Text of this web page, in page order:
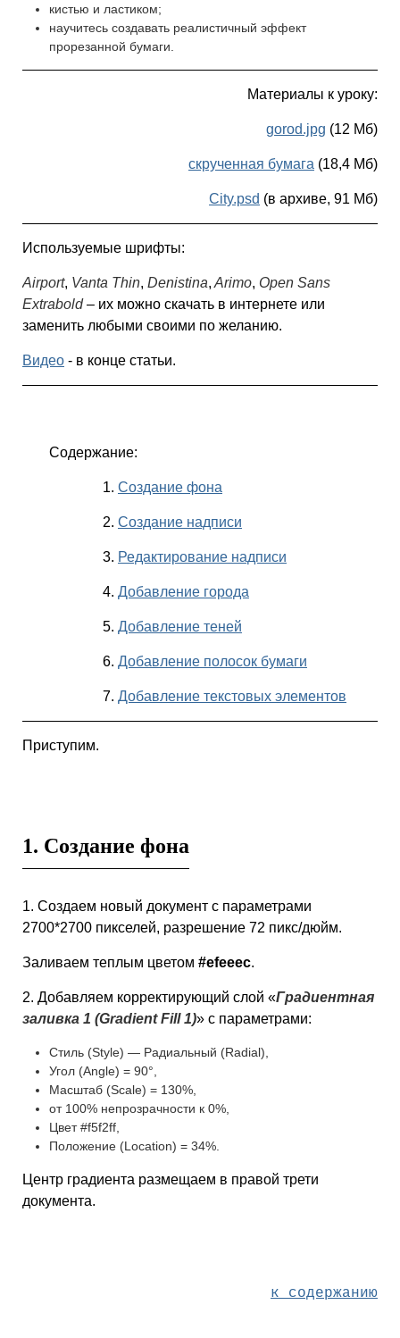
кистью и ластиком;
научитесь создавать реалистичный эффект
прорезанной бумаги.
Материалы к уроку:
gorod.jpg (12 Мб)
скрученная бумага (18,4 Мб)
City.psd (в архиве, 91 Мб)
Используемые шрифты:
Airport, Vanta Thin, Denistina, Arimo, Open Sans
Extrabold– их можно скачать в интернете или
заменить любыми своими по желанию.
Видео - в конце статьи.
Содержание:
1. Создание фона
2. Создание надписи
3. Редактирование надписи
4. Добавление города
5. Добавление теней
6. Добавление полосок бумаги
7. Добавление текстовых элементов
Приступим.
1. Создание фона
1. Создаем новый документ с параметрами
2700*2700 пикселей, разрешение 72 пикс/дюйм.
Заливаем теплым цветом #efeeec.
2. Добавляем корректирующий слой «Градиентная
заливка 1 (Gradient Fill 1)» с параметрами:
Стиль (Style) — Радиальный (Radial),
Угол (Angle) = 90°,
Масштаб (Scale) = 130%,
от 100% непрозрачности к 0%,
Цвет #f5f2ff,
Положение (Location) = 34%.
Центр градиента размещаем в правой трети
документа.
к содержанию